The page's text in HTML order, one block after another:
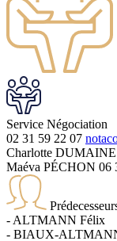
Service Négociation
02 31 59 22 07
Charlotte DUMAINE
Maéva PÉCHON 06
- ALTMANN Félix
- BIAUX-